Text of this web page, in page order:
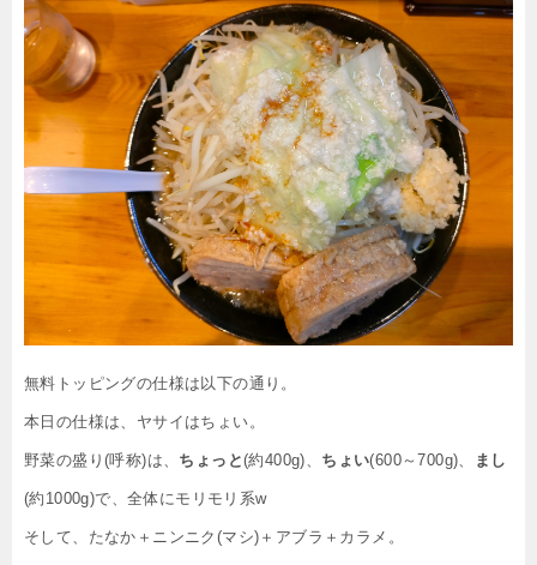
無料トッピングの仕様は以下の通り。
本日の仕様は、ヤサイはちょい。
野菜の盛り(呼称)は、 ちょっと(約400g)、 ちょい(600～700g)、 まし
(約1000g)で、全体にモリモリ系w
そして、たなか＋ニンニク(マシ)＋アブラ＋カラメ。